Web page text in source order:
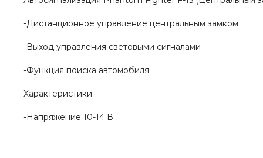
-Дистанционное управление центральным замком
-Выход управления световыми сигналами
-Функция поиска автомобиля
Характеристики:
-Напряжение 10-14 В